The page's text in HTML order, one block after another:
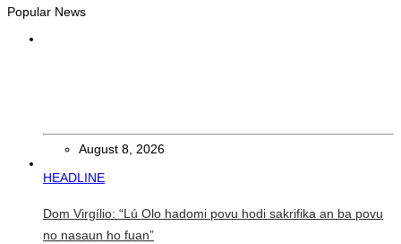
Popular News
August 8, 2026
HEADLINE
Dom Virgílio: “Lú Olo hadomi povu hodi sakrifika an ba povu
no nasaun ho fuan”